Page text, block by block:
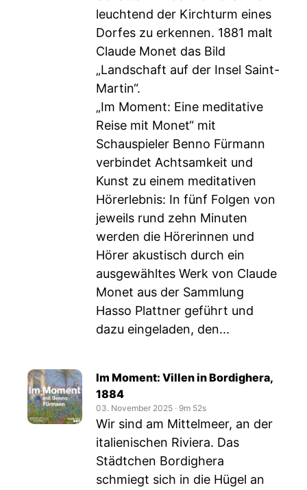
leuchtend der Kirchturm eines
Dorfes zu erkennen. 1881 malt
Claude Monet das Bild
„Landschaft auf der Insel Saint-
Martin“.
„Im Moment: Eine meditative
Reise mit Monet“ mit
Schauspieler Benno Fürmann
verbindet Achtsamkeit und
Kunst zu einem meditativen
Hörerlebnis: In fünf Folgen von
jeweils rund zehn Minuten
werden die Hörerinnen und
Hörer akustisch durch ein
ausgewähltes Werk von Claude
Monet aus der Sammlung
Hasso Plattner geführt und
dazu eingeladen, den...
Im Moment: Villen in Bordighera,
1884
03. November 2025 ‧ 9m 52s
Wir sind am Mittelmeer, an der
italienischen Riviera. Das
Städtchen Bordighera
schmiegt sich in die Hügel an